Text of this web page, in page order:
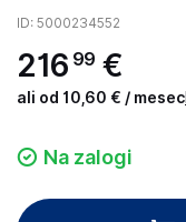
ID: 5000234552
216 99 €
ali od 10,60 € / mesec
Na zalogi